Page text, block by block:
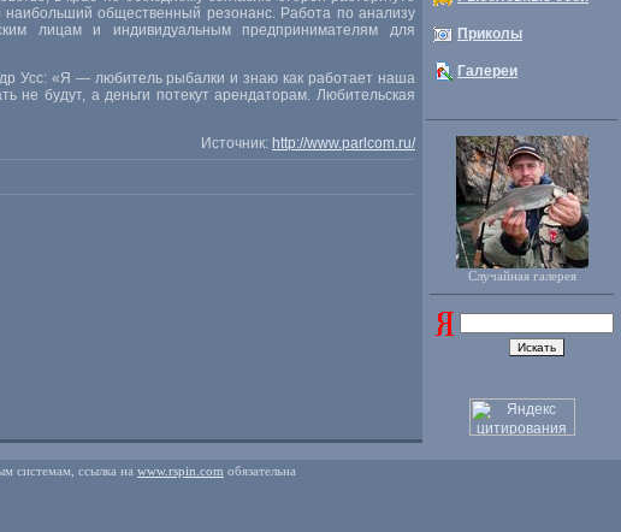
общественный резонанс. Работа по анализу
лицам и индивидуальным предпринимателям для
Усс: «Я — любитель рыбалки и знаю как работает наша
не будут, а деньги потекут арендаторам. Любительская
Источник: http://www.parlcom.ru/
Приколы
Галереи
Случайная галерея
системам, ссылка на www.rspin.com обязательна